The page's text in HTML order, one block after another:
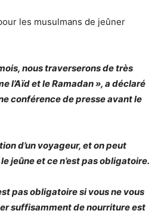
les musulmans de jeûner
nous traverserons de très
l’Aïd et le Ramadan », a déclaré
conférence de presse avant le
d’un voyageur, et on peut
jeûne et ce n’est pas obligatoire.
pas obligatoire si vous ne vous
suffisamment de nourriture est